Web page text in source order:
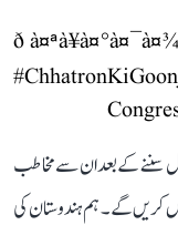
ð
سننے کے بعد ان سے مخاطب
کریں گے۔ ہم ہندوستان کی